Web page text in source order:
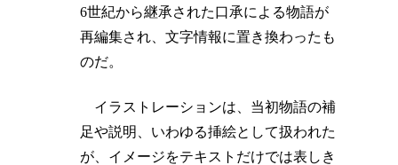
6世紀から継承された口承による物語が
再編集され、文字情報に置き換わったも
のだ。
イラストレーションは、当初物語の補
足や説明、いわゆる挿絵として扱われた
が、イメージをテキストだけでは表しき